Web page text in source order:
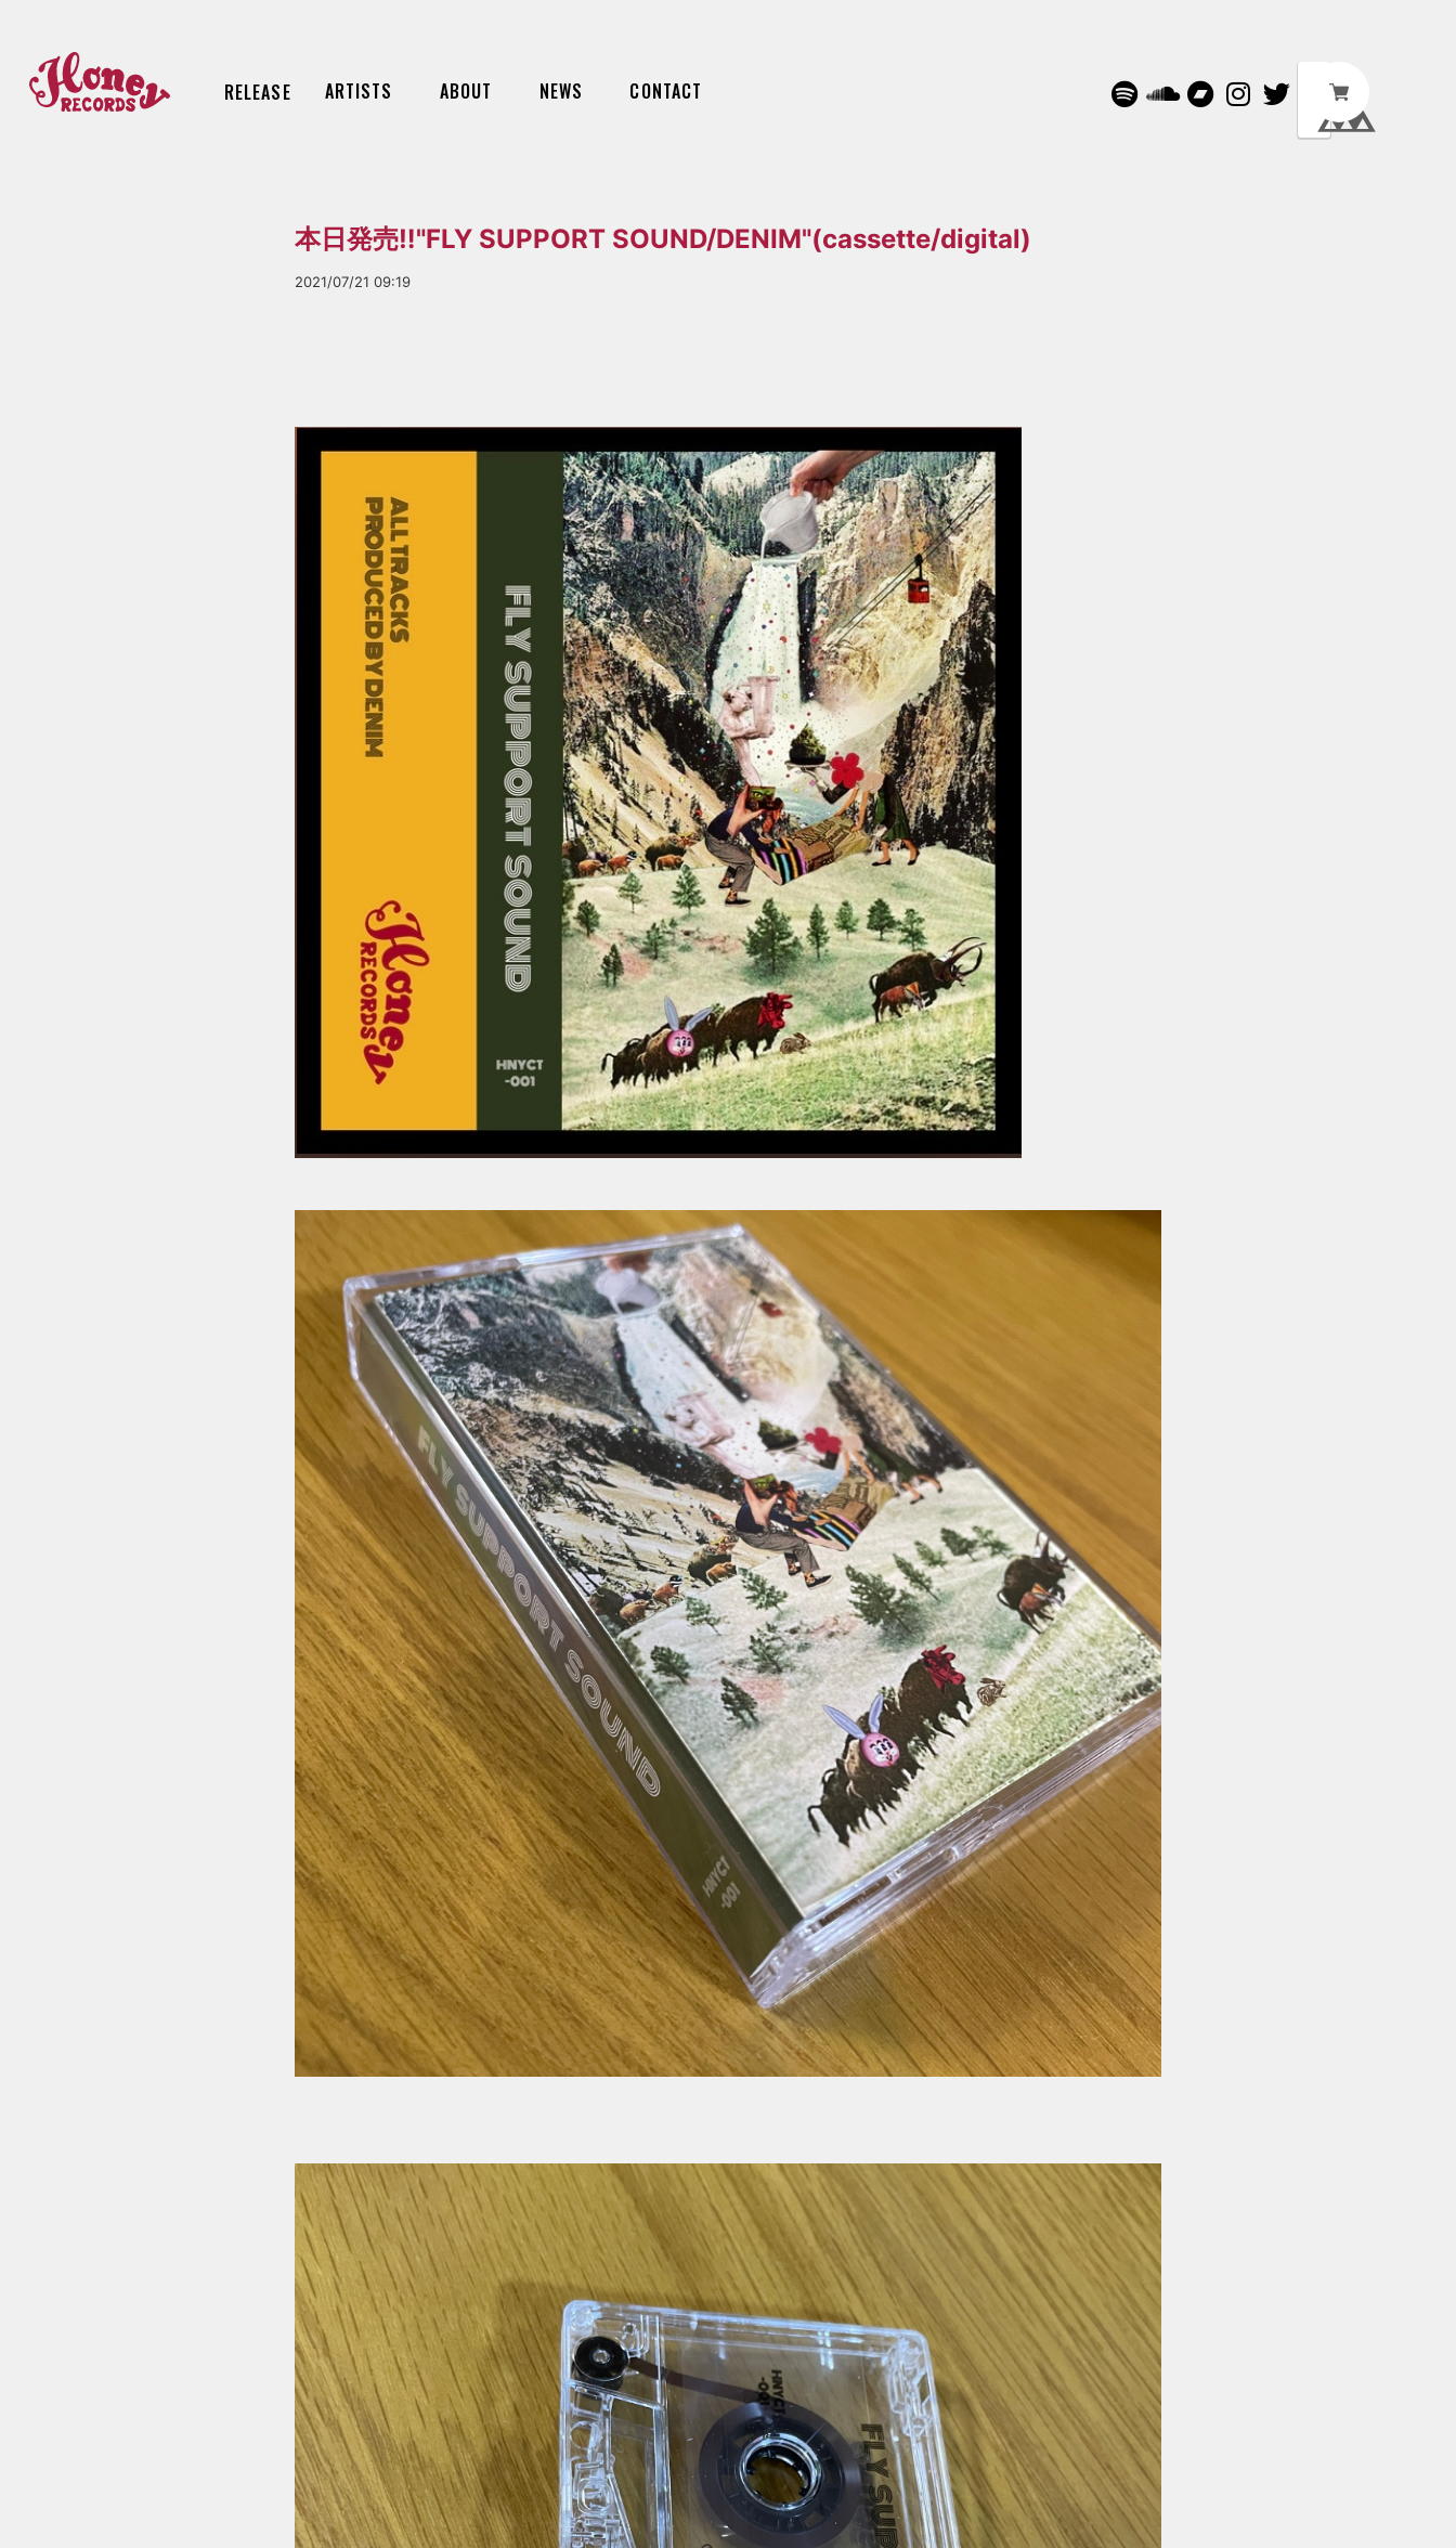
RELEASE ARTISTS ABOUT NEWS CONTACT
本日発売‼︎"FLY SUPPORT SOUND/DENIM"(cassette/digital)
2021/07/21 09:19